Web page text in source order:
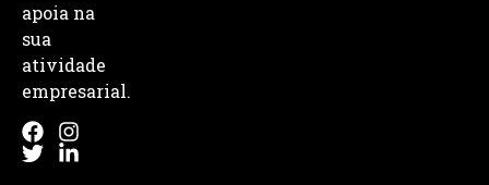
apoia na
sua
atividade
empresarial.